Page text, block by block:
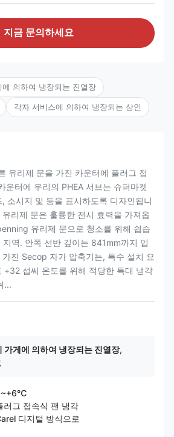
지금 문의하세요
의하여 냉장되는 진열장
각자 서비스에 의하여 냉장되는 상인
유리제 문을 가진 카운터에 플러그 접
운터에 우리의 PHEA 서브는 슈퍼마켓
소시지 및 등을 표시하도록 디자인됩니
리제 문은 훌륭한 전시 효력을 가져옵
유리제 문으로 청소를 위해 쉽습
역. 안쪽 선반 깊이는 841mm까지 입
진 Secop 자가 압축기는, 특수 설치 요
+32 섭씨 온도를 위해 적당한 특대 냉각
...
가게에 의하여 냉장되는 진열장,
러그 접속식 팬 냉각
디지털 방식으로